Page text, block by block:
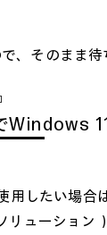
、そのまま待
Windows
用したい場合
ューション